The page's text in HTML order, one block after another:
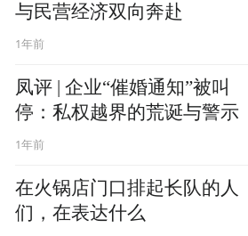
与民营经济双向奔赴
1年前
凤评 | 企业“催婚通知”被叫
停：私权越界的荒诞与警示
1年前
在火锅店门口排起长队的人
们，在表达什么